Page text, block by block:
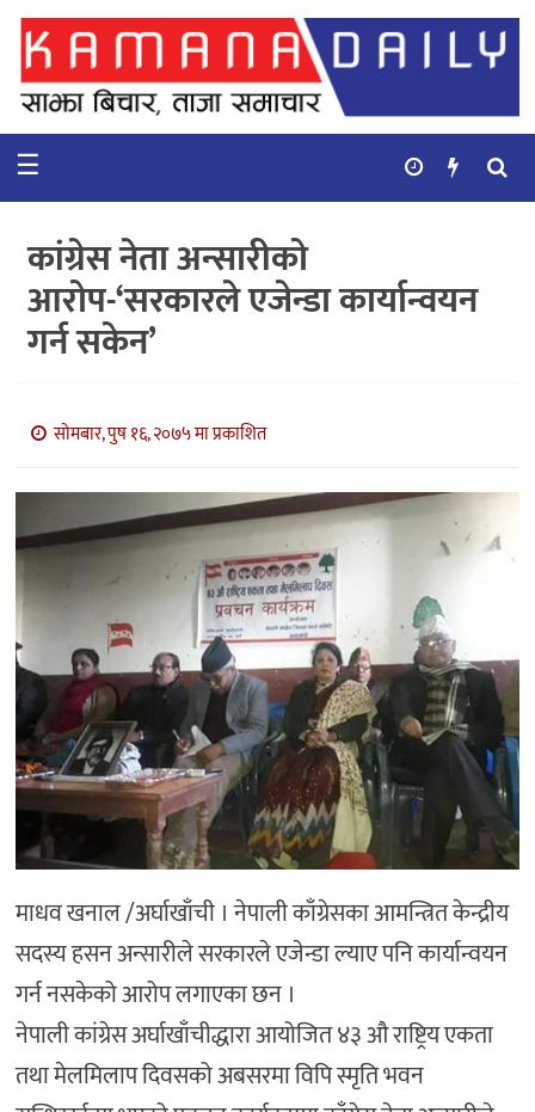
गृहपृष्ठ
समाचार
कुटनिती
कुराकानी
अर्थ
र
भिडियो
सिफारिस
☰
कांग्रेस नेता अन्सारीको
आरोप-‘सरकारले एजेन्डा कार्यान्वयन
गर्न सकेन’
सोमबार, पुष १६, २०७५ मा प्रकाशित
माधव खनाल /अर्घाखाँची । नेपाली काँग्रेसका आमन्त्रित केन्द्रीय
सदस्य हसन अन्सारीले सरकारले एजेन्डा ल्याए पनि कार्यान्वयन
गर्न नसकेको आरोप लगाएका छन ।
नेपाली कांग्रेस अर्घाखाँचीद्धारा आयोजित ४३ औ राष्ट्रिय एकता
तथा मेलमिलाप दिवसको अबसरमा विपि स्मृति भवन